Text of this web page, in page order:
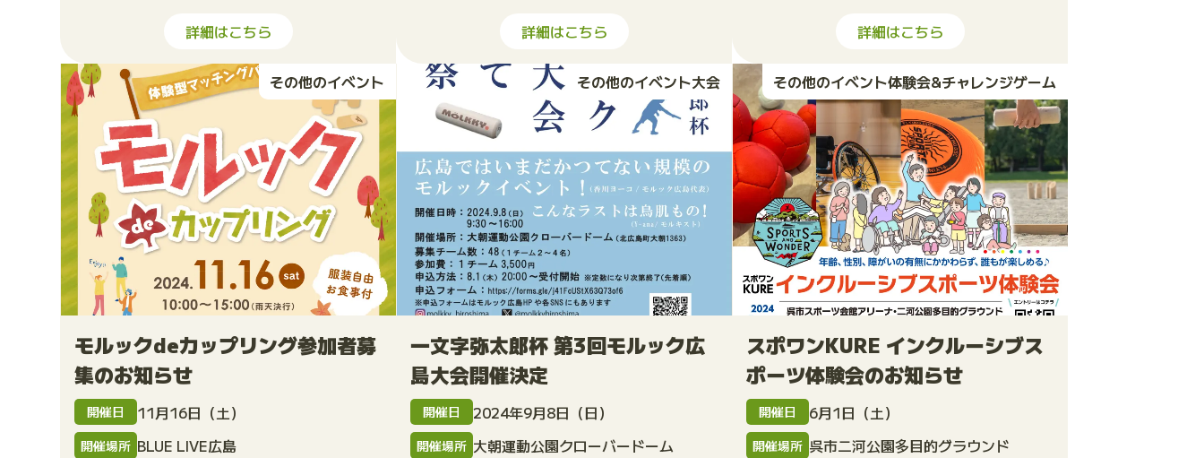
詳細はこちら
詳細はこちら
詳細はこちら
その他のイベント
モルックdeカップリング参加者募
集のお知らせ
開催日 11月16日（土）
開催場所 BLUE LIVE広島
その他のイベント大会
一文字弥太郎杯 第3回モルック広
島大会開催決定
開催日 2024年9月8日（日）
開催場所 大朝運動公園クローバードーム
その他のイベント体験会&チャレンジゲーム
スポワンKURE インクルーシブス
ポーツ体験会のお知らせ
開催日 6月1日（土）
開催場所 呉市二河公園多目的グラウンド